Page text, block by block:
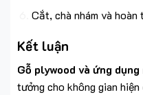
Cắt, chà nhám và hoàn
Kết luận
Gỗ plywood và ứng
tưởng cho không gian